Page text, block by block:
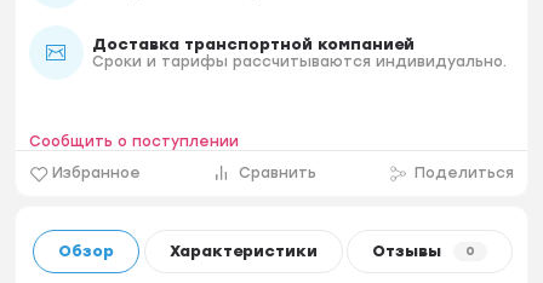
Доставка транспортной компанией
Сроки и тарифы рассчитываются индивидуально.
Избранное Сравнить Поделиться
Сообщить о поступлении
Обзор Характеристики Отзывы 0